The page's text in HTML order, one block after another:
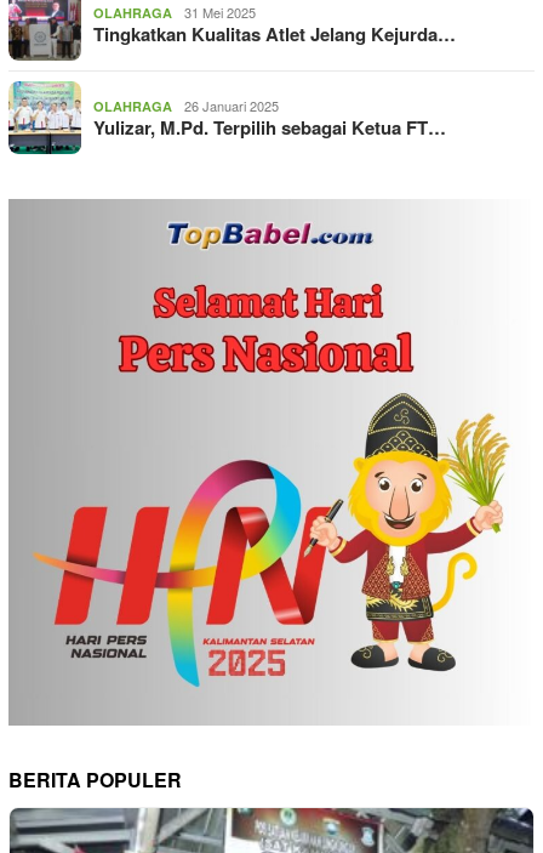
OLAHRAGA 31 Mei 2025
Tingkatkan Kualitas Atlet Jelang Kejurda…
OLAHRAGA 26 Januari 2025
Yulizar, M.Pd. Terpilih sebagai Ketua FT…
BERITA POPULER